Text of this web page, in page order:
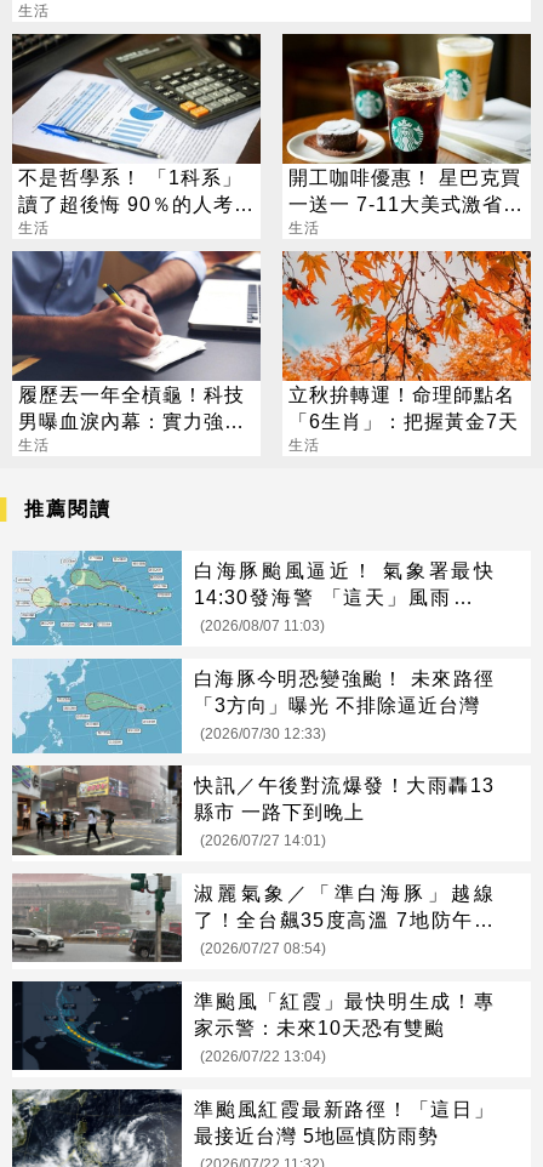
生活
不是哲學系！ 「1科系」
讀了超後悔 90％的人考不
上證照
生活
開工咖啡優惠！ 星巴克買
一送一 7-11大美式激省
512元
生活
履歷丟一年全槓龜！科技
男曝血淚內幕：實力強也
沒用
生活
立秋拚轉運！命理師點名
「6生肖」：把握黃金7天
生活
推薦閱讀
白海豚颱風逼近！ 氣象署最快
14:30發海警 「這天」風雨最猛
烈
(2026/08/07 11:03)
白海豚今明恐變強颱！ 未來路徑
「3方向」曝光 不排除逼近台灣
(2026/07/30 12:33)
快訊／午後對流爆發！大雨轟13
縣市 一路下到晚上
(2026/07/27 14:01)
淑麗氣象／「準白海豚」越線
了！全台飆35度高溫 7地防午後
大雨
(2026/07/27 08:54)
準颱風「紅霞」最快明生成！專
家示警：未來10天恐有雙颱
(2026/07/22 13:04)
準颱風紅霞最新路徑！「這日」
最接近台灣 5地區慎防雨勢